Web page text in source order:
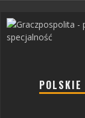
POLSKIE